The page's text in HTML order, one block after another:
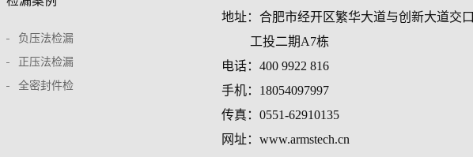
负压法检漏
正压法检漏
全密封件检
地址：合肥市经开区繁华大道与创新大道交口
工投二期A7栋
电话：400 9922 816
手机：18054097997
传真：0551-62910135
网址：www.armstech.cn